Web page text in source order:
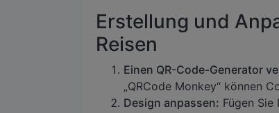
Erstellung und
Reisen
Einen QR-Code-Generator
„QRCode Monkey“ können
Design anpassen: Fügen